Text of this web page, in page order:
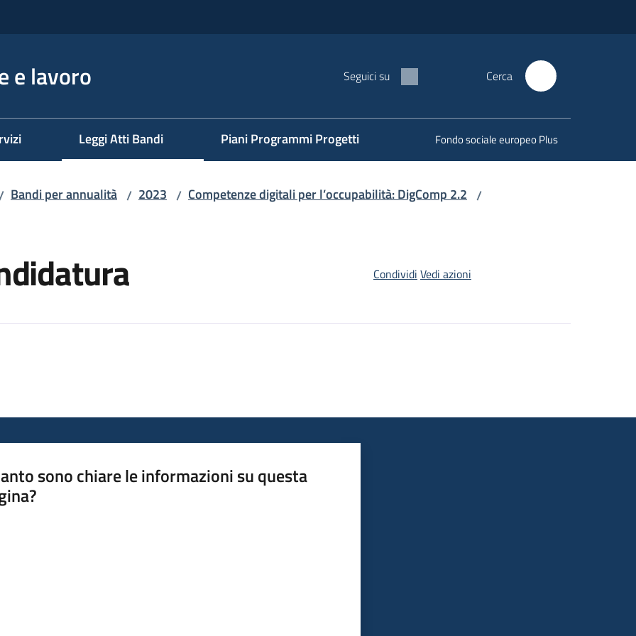
e lavoro Seguici su Cerca
Leggi Atti Bandi Piani Programmi Progetti Fondo sociale europeo Plus
Bandi per annualità / 2023 / Competenze digitali per l’occupabilità: DigComp 2.2 /
Condividi Vedi azioni
sono chiare le informazioni su questa